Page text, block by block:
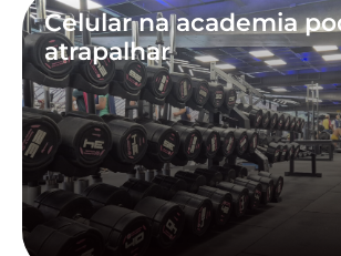
Celular na academia
atrapalhar